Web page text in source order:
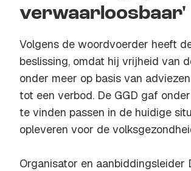
verwaarloosbaar'
Volgens de woordvoerder heeft
beslissing, omdat hij vrijheid van
onder meer op basis van
tot een verbod. De GGD gaf
te vinden passen in de huidige
opleveren voor de
Organisator en aanbiddingsleider